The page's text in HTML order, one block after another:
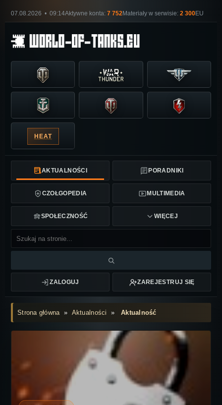
07.08.2026 • 09:14Aktywne konta: 7 752Materiały w serwisie: 2 300EU
HEAT
AKTUALNOŚCI PORADNIKI
CZOŁGOPEDIA MULTIMEDIA
SPOŁECZNOŚĆ WIĘCEJ
ZALOGUJ ZAREJESTRUJ SIĘ
Strona główna» Aktualności »Aktualność